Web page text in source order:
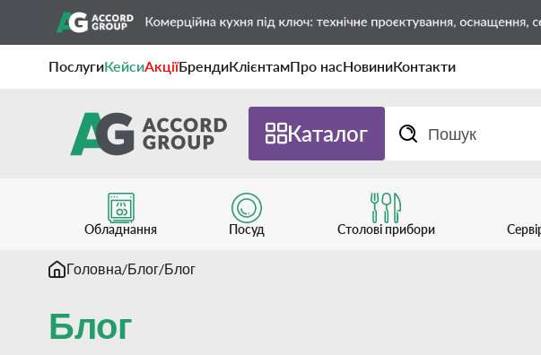
ПослугиКейсиАкціїБрендиКлієнтамПро насНовиниКонтакти
Каталог
Обладнання Посуд Столові прибори
Головна Блог Блог
Блог